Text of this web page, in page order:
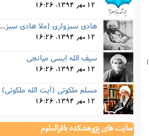
)
12 مهر 1394, 16:26
هادی سبزواری (ملا هادی سبزواری)
12 مهر 1394, 16:26
سیف الله ایسی میانجی
12 مهر 1394, 16:26
مسلم ملکوتی (آیت الله ملکوتی)
12 مهر 1394, 16:26
سایت های پژوهشکده باقرالعلوم